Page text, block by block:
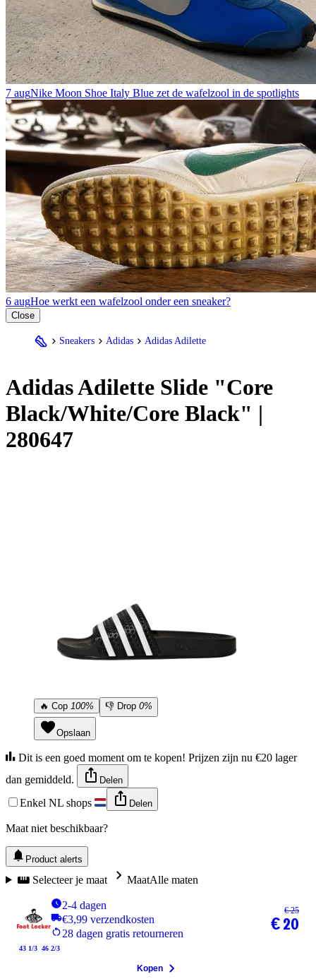
7 augNike Moon Shoe Italy Blue zet de wafelzool in de spotlights
6 augHoe werkt een wafelzool onder een sneaker?
Close
Sneakers Adidas Adidas Adilette
AdidasAdilette Slide "Core
Black/White/Core Black" |
280647
🔥 Cop 100% 👎 Drop 0%
Opslaan
Dit is een goed moment om te kopen! Prijzen zijn nu €20 lager
dan gemiddeld.
Delen
Enkel NL shops Delen
Maat niet beschikbaar?
Product alerts
Selecteer je maat MaatAlle maten
2-4 dagen
€3,99 verzendkosten
28 dagen gratis retourneren
43 1/3 46 2/3
€ 25
€ 20
Kopen